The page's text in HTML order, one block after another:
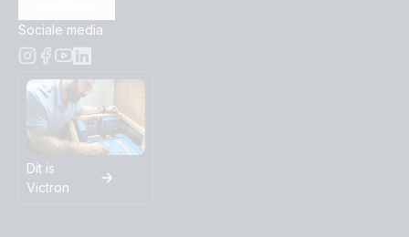
Sociale media
Dit is
Victron